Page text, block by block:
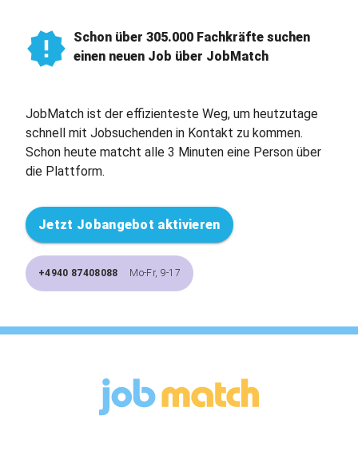
Schon über 305.000 Fachkräfte suchen
einen neuen Job über JobMatch
JobMatch ist der effizienteste Weg, um heutzutage
schnell mit Jobsuchenden in Kontakt zu kommen.
Schon heute matcht alle 3 Minuten eine Person über
die Plattform.
Jetzt Jobangebot aktivieren
+4940 87408088 Mo-Fr, 9-17